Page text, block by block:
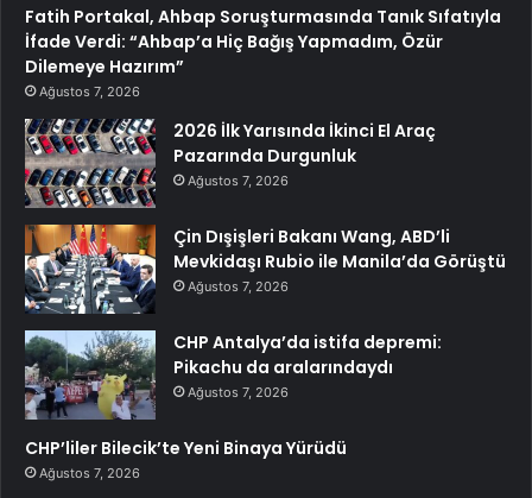
Fatih Portakal, Ahbap Soruşturmasında Tanık Sıfatıyla
İfade Verdi: “Ahbap’a Hiç Bağış Yapmadım, Özür
Dilemeye Hazırım”
Ağustos 7, 2026
2026 İlk Yarısında İkinci El Araç
Pazarında Durgunluk
Ağustos 7, 2026
Çin Dışişleri Bakanı Wang, ABD’li
Mevkidaşı Rubio ile Manila’da Görüştü
Ağustos 7, 2026
CHP Antalya’da istifa depremi:
Pikachu da aralarındaydı
Ağustos 7, 2026
CHP’liler Bilecik’te Yeni Binaya Yürüdü
Ağustos 7, 2026